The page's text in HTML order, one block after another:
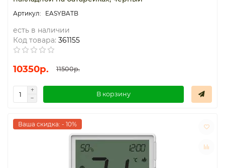
EASYBATB
есть в наличии
Код товара: 361155
10350р. 11500р.
В корзину
Ваша скидка: - 10%